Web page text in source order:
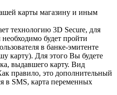
карты магазину и иным
технологию 3D Secure, для
будет пройти
в банке-эмитенте
карту). Для этого Вы будете
выдавшего карту. Вид
правило, это дополнительный
в SMS, карта переменных